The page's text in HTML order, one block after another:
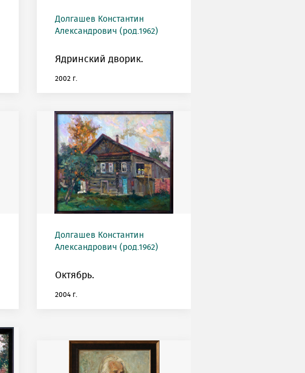
Долгашев Константин
Александрович (род.1962)
Ядринский дворик.
2002 г.
Долгашев Константин
Александрович (род.1962)
Октябрь.
2004 г.